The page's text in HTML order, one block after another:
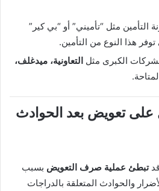
التأمين مثل “تأميني” أو “بي كير”
هذا النوع من التأمين.
الكبرى مثل التعاونية، ميدغلف،
تبطئ عملية صرف التعويض بسبب
والحوادث المتعلقة بالدراجات